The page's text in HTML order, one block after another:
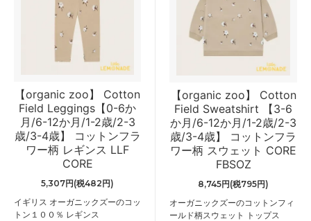
【organic zoo】 Cotton
Field Leggings【0-6か
月/6-12か月/1-2歳/2-3
歳/3-4歳】 コットンフラ
ワー柄 レギンス LLF
CORE
5,307円(税482円)
イギリス オーガニックズーのコッ
トン１００％ レギンス
【organic zoo】 Cotton
Field Sweatshirt 【3-6
か月/6-12か月/1-2歳/2-3
歳/3-4歳】 コットンフラ
ワー柄 スウェット CORE
FBSOZ
8,745円(税795円)
オーガニックズーのコットンフィ
ールド柄スウェット トップス